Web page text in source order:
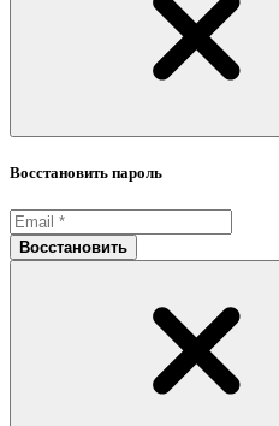
Восстановить пароль
Восстановить